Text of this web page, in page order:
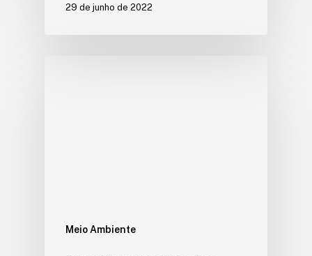
29 de junho de 2022
Meio Ambiente